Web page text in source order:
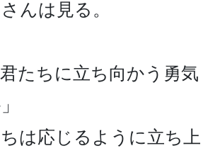
んは見る。
君たちに立ち向かう勇気
は応じるように立ち上